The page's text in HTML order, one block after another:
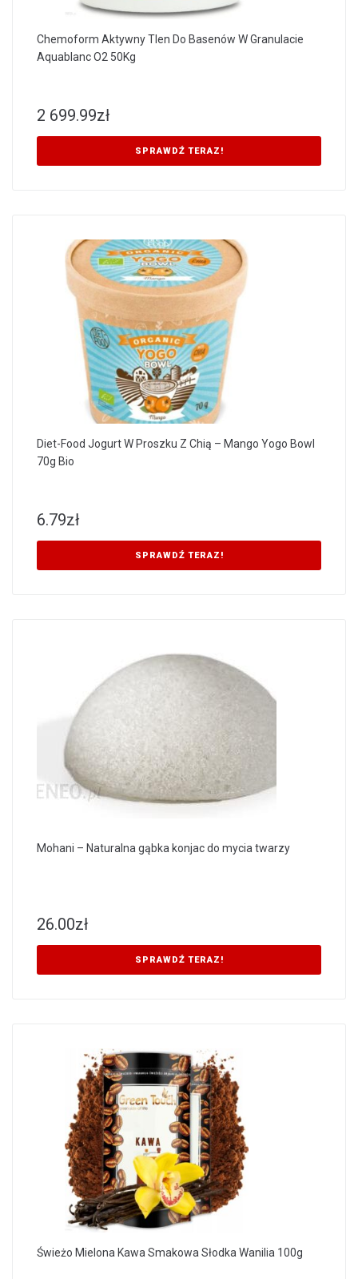
Chemoform Aktywny Tlen Do Basenów W Granulacie
Aquablanc O2 50Kg
2 699.99zł
SPRAWDŹ TERAZ!
Diet-Food Jogurt W Proszku Z Chią – Mango Yogo Bowl
70g Bio
6.79zł
SPRAWDŹ TERAZ!
Mohani – Naturalna gąbka konjac do mycia twarzy
26.00zł
SPRAWDŹ TERAZ!
Świeżo Mielona Kawa Smakowa Słodka Wanilia 100g